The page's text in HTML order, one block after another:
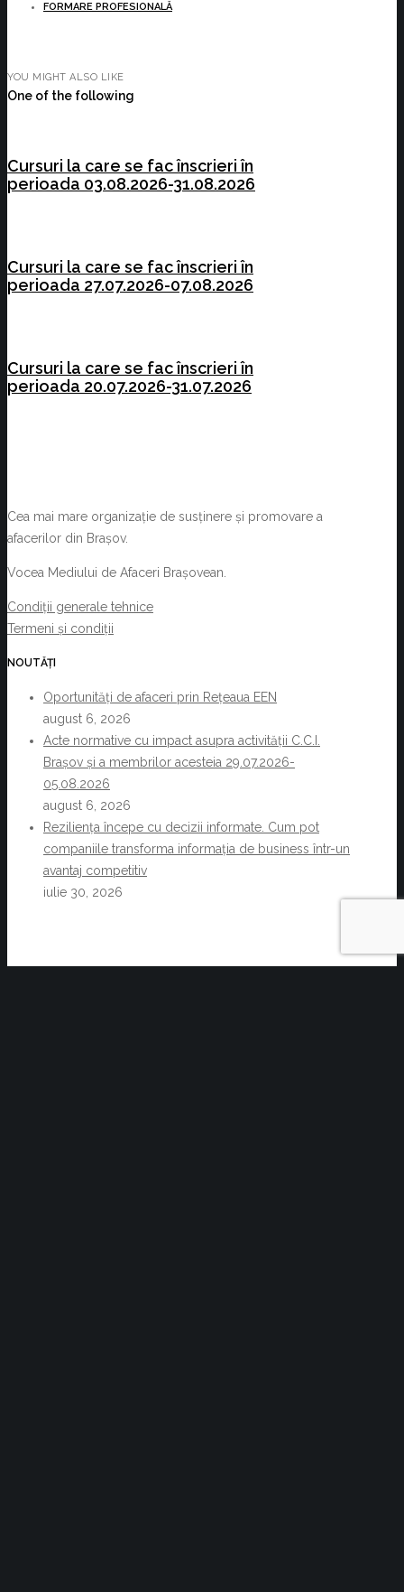
FORMARE PROFESIONALĂ
YOU MIGHT ALSO LIKE
One of the following
Cursuri la care se fac înscrieri în
perioada 03.08.2026-31.08.2026
Cursuri la care se fac înscrieri în
perioada 27.07.2026-07.08.2026
Cursuri la care se fac înscrieri în
perioada 20.07.2026-31.07.2026
Cea mai mare organizație de susținere și promovare a
afacerilor din Brașov.
Vocea Mediului de Afaceri Brașovean.
Condiții generale tehnice
Termeni și condiții
NOUTĂȚI
Oportunități de afaceri prin Rețeaua EEN
august 6, 2026
Acte normative cu impact asupra activității C.C.I.
Brașov și a membrilor acesteia 29.07.2026-
05.08.2026
august 6, 2026
Reziliența începe cu decizii informate. Cum pot
companiile transforma informația de business într-un
avantaj competitiv
iulie 30, 2026